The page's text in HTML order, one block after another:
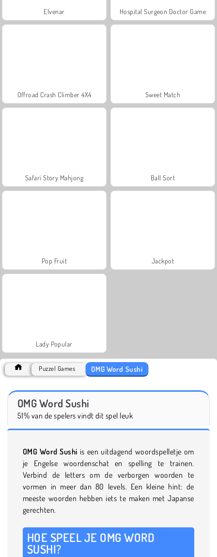
Elvenar Hospital Surgeon Doctor Game
Offroad Crash Climber 4X4 Sweet Match
Safari Story Mahjong Ball Sort
Pop Fruit Jackpot
Lady Popular
Puzzel Games OMG Word Sushi
OMG Word Sushi
51% van de spelers vindt dit spel leuk
OMG Word Sushi is een uitdagend woordspelletje om
je Engelse woordenschat en spelling te trainen.
Verbind de letters om de verborgen woorden te
vormen in meer dan 80 levels. Een kleine hint: de
meeste woorden hebben iets te maken met Japanse
gerechten.
HOE SPEEL JE OMG WORD
SUSHI?